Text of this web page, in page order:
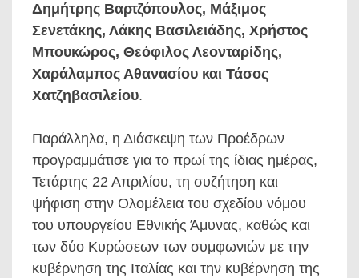
Δημήτρης Βαρτζόπουλος, Μάξιμος
Σενετάκης, Λάκης Βασιλειάδης, Χρήστος
Μπουκώρος, Θεόφιλος Λεονταρίδης,
Χαράλαμπος Αθανασίου και Τάσος
Χατζηβασιλείου.
Παράλληλα, η Διάσκεψη των Προέδρων
προγραμμάτισε για το πρωί της ίδιας ημέρας,
Τετάρτης 22 Απριλίου, τη συζήτηση και
ψήφιση στην Ολομέλεια του σχεδίου νόμου
του υπουργείου Εθνικής Άμυνας, καθώς και
των δύο Κυρώσεων των συμφωνιών με την
κυβέρνηση της Ιταλίας και την κυβέρνηση της